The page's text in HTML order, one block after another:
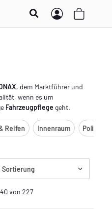
, dem Marktführer und
wenn es um
Fahrzeugpflege geht.
Reifen Innenraum Polieren
Sortierung
von 227